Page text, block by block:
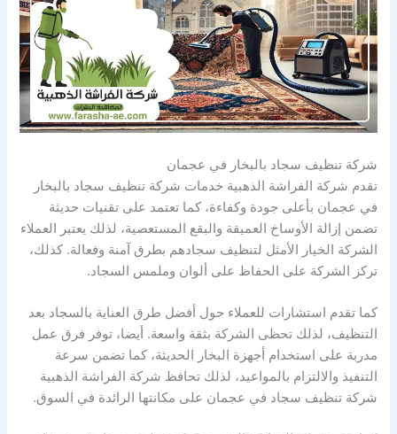
شركة تنظيف سجاد بالبخار في عجمان
تقدم شركة الفراشة الذهبية خدمات شركة تنظيف سجاد بالبخار
في عجمان بأعلى جودة وكفاءة، كما تعتمد على تقنيات حديثة
تضمن إزالة الأوساخ العميقة والبقع المستعصية، لذلك يعتبر العملاء
الشركة الخيار الأمثل لتنظيف سجادهم بطرق آمنة وفعالة. كذلك،
تركز الشركة على الحفاظ على ألوان وملمس السجاد.
كما تقدم استشارات للعملاء حول أفضل طرق العناية بالسجاد بعد
التنظيف، لذلك تحظى الشركة بثقة واسعة. أيضا، توفر فرق عمل
مدربة على استخدام أجهزة البخار الحديثة، كما تضمن سرعة
التنفيذ والالتزام بالمواعيد، لذلك تحافظ شركة الفراشة الذهبية
شركة تنظيف سجاد في عجمان على مكانتها الرائدة في السوق.